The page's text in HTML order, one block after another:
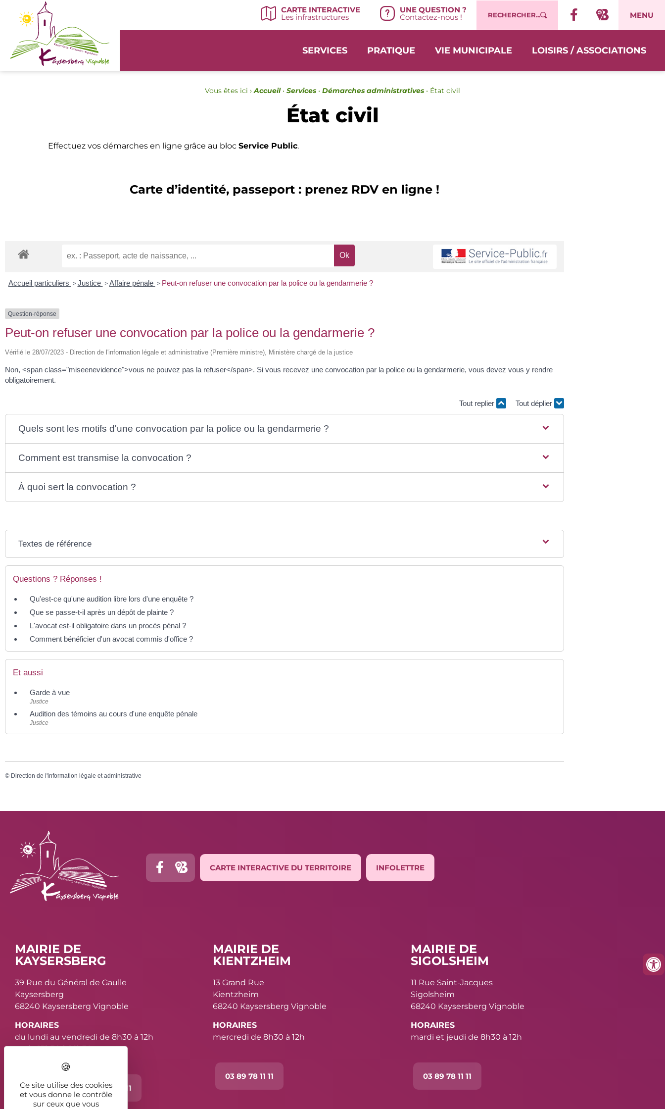
CARTE INTERACTIVE
Les infrastructures
UNE QUESTION ?
Contactez-nous ! RECHERCHER... MENU
SERVICES PRATIQUE VIE MUNICIPALE LOISIRS / ASSOCIATIONS
Vous êtes ici › Accueil• Services • Démarches administratives • État civil
État civil
Effectuez vos démarches en ligne grâce au bloc Service Public.
Carte d’identité, passeport : prenez RDV en ligne !
Accueil particuliers > Justice > Affaire pénale > Peut-on refuser une convocation par la police ou la gendarmerie ?
Question-réponse
Peut-on refuser une convocation par la police ou la gendarmerie ?
Vérifié le 28/07/2023 - Direction de l'information légale et administrative (Première ministre), Ministère chargé de la justice
Non, <span class="miseenevidence">vous ne pouvez pas la refuser</span>. Si vous recevez une convocation par la police ou la gendarmerie, vous devez vous y rendre
obligatoirement.
Tout replier Tout déplier
Quels sont les motifs d'une convocation par la police ou la gendarmerie ?
Comment est transmise la convocation ?
À quoi sert la convocation ?
Textes de référence
Questions ? Réponses !
Qu'est-ce qu'une audition libre lors d'une enquête ?
Que se passe-t-il après un dépôt de plainte ?
L'avocat est-il obligatoire dans un procès pénal ?
Comment bénéficier d'un avocat commis d'office ?
Et aussi
Garde à vue
Justice
Audition des témoins au cours d'une enquête pénale
Justice
© Direction de l'information légale et administrative
CARTE INTERACTIVE DU TERRITOIRE INFOLETTRE
MAIRIE DE
KAYSERSBERG
39 Rue du Général de Gaulle
Kaysersberg
68240 Kaysersberg Vignoble
HORAIRES
du lundi au vendredi de 8h30 à 12h
et de 13h30 à 16h30
Contact 03 89 78 11 11
MAIRIE DE
KIENTZHEIM
13 Grand Rue
Kientzheim
68240 Kaysersberg Vignoble
HORAIRES
mercredi de 8h30 à 12h
03 89 78 11 11
MAIRIE DE
SIGOLSHEIM
11 Rue Saint-Jacques
Sigolsheim
68240 Kaysersberg Vignoble
HORAIRES
mardi et jeudi de 8h30 à 12h
03 89 78 11 11
Panneau de gestion des cookies
Ce site utilise des cookies
et vous donne le contrôle
sur ceux que vous